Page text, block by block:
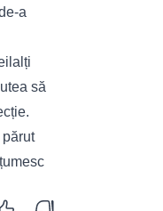
a
să